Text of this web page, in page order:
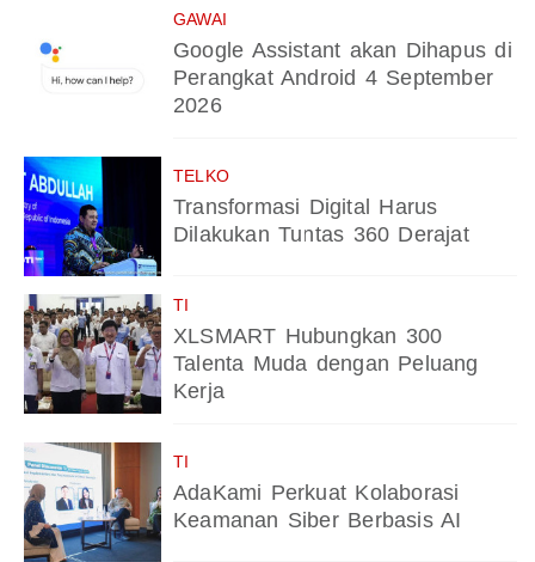
GAWAI
Google Assistant akan Dihapus di
Perangkat Android 4 September
2026
TELKO
Transformasi Digital Harus
Dilakukan Tuntas 360 Derajat
TI
XLSMART Hubungkan 300
Talenta Muda dengan Peluang
Kerja
TI
AdaKami Perkuat Kolaborasi
Keamanan Siber Berbasis AI